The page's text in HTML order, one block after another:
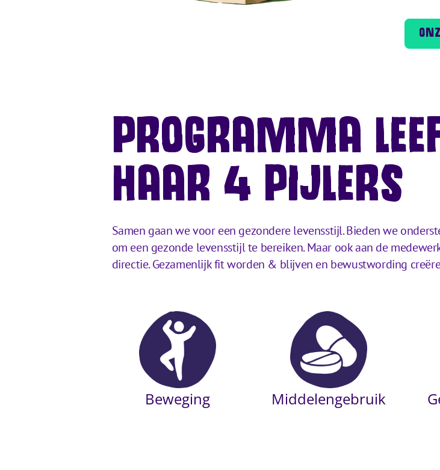
PROGRAMMA
HAAR 4 PIJLERS
Samen gaan we voor een gezondere levensstijl. Bieden we
om een gezonde levensstijl te bereiken. Maar ook aan de
directie. Gezamenlijk fit worden & blijven en bewustwording
Beweging Middelengebruik